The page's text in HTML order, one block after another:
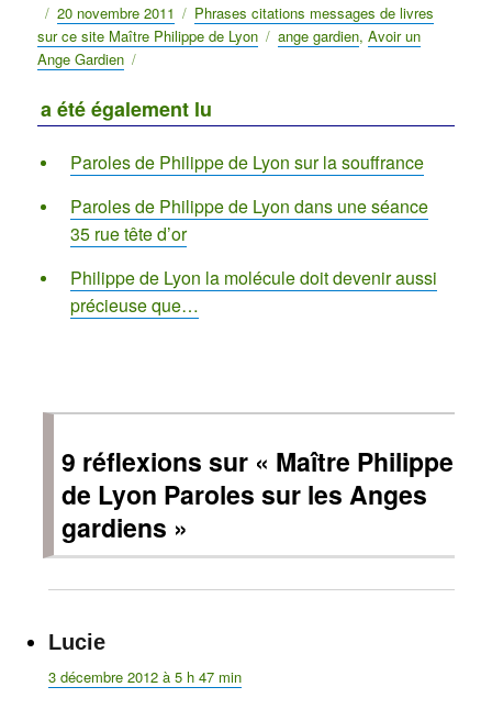
Publié
le
20 novembre 2011 Catégories
Phrases citations messages de livres
sur ce site Maître Philippe de Lyon
Étiquettes
ange gardien,Avoir un
Ange Gardien
a été également lu
Paroles de Philippe de Lyon sur la souffrance
Paroles de Philippe de Lyon dans une séance
35 rue tête d’or
Philippe de Lyon la molécule doit devenir aussi
précieuse que…
9 réflexions sur « Maître Philippe
de Lyon Paroles sur les Anges
gardiens »
Lucie
3 décembre 2012 à 5 h 47 min